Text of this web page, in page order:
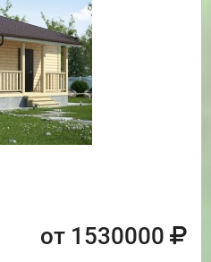
от 1530000